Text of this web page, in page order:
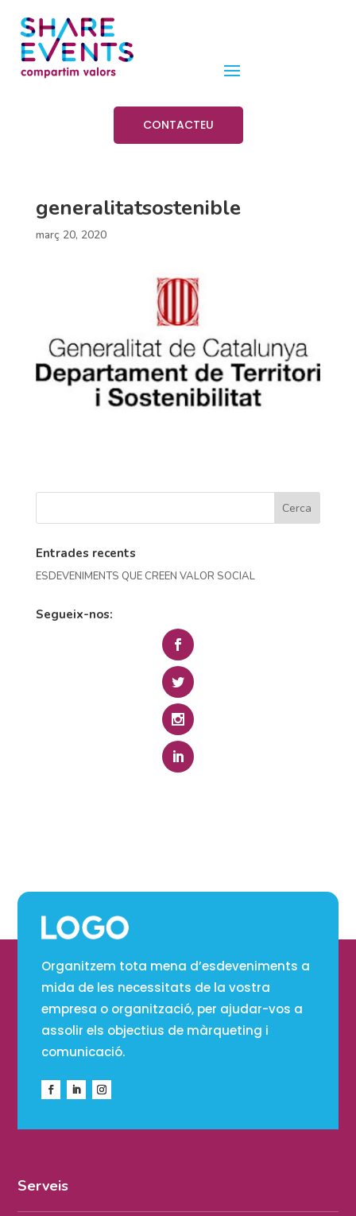
CONTACTEU
generalitatsostenible
març 20, 2020
Entrades recents
ESDEVENIMENTS QUE CREEN VALOR SOCIAL
Segueix-nos:
Organitzem tota mena d’esdeveniments a
mida de les necessitats de la vostra
empresa o organització, per ajudar-vos a
assolir els objectius de màrqueting i
comunicació.
Serveis